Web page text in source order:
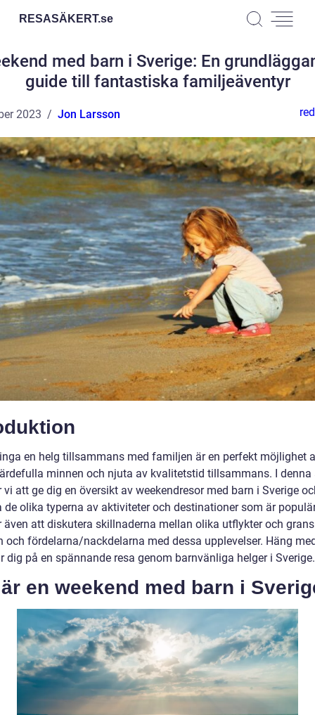
RESASÄKERT.se
med barn i Sverige: En
guide till fantastiska familjeäventyr
2023 Jon Larsson
en helg tillsammans med familjen är en perfekt möjlighet
minnen och njuta av kvalitetstid tillsammans. I denna
vi att ge dig en översikt av weekendresor med barn i Sverige
de olika typerna av aktiviteter och destinationer som är
även att diskutera skillnaderna mellan olika utflykter och
och fördelarna/nackdelarna med dessa upplevelser. Häng
dig på en spännande resa genom barnvänliga helger i Sverige.
en weekend med barn i